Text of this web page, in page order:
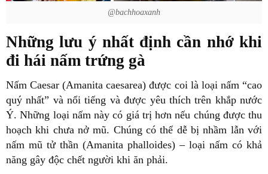
@bachhoaxanh
Những lưu ý nhất định cần nhớ khi
đi hái nấm trứng gà
Nấm Caesar (Amanita caesarea) được coi là loại nấm “cao
quý nhất” và nổi tiếng và được yêu thích trên khắp nước
Ý. Những loại nấm này có giá trị hơn nếu chúng được thu
hoạch khi chưa nở mũ. Chúng có thể dễ bị nhầm lẫn với
nấm mũ tử thần (Amanita phalloides) – loại nấm có khả
năng gây độc chết người khi ăn phải.